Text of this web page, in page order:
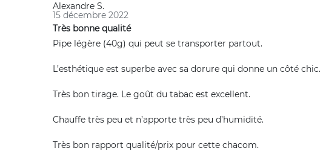
Alexandre S.
15 décembre 2022
Très bonne qualité
Pipe légère (40g) qui peut se transporter partout.
L’esthétique est superbe avec sa dorure qui donne un côté chic.
Très bon tirage. Le goût du tabac est excellent.
Chauffe très peu et n’apporte très peu d’humidité.
Très bon rapport qualité/prix pour cette chacom.